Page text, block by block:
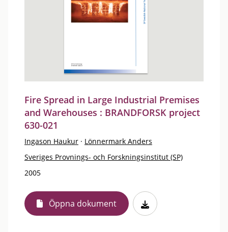
Fire Spread in Large Industrial Premises
and Warehouses : BRANDFORSK project
630-021
Ingason Haukur · Lönnermark Anders
Sveriges Provnings- och Forskningsinstitut (SP)
2005
Öppna dokument